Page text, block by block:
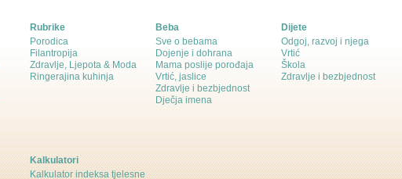
Rubrike
Porodica
Filantropija
Zdravlje, Ljepota & Moda
Ringerajina kuhinja
Beba
Sve o bebama
Dojenje i dohrana
Mama poslije porođaja
Vrtić, jaslice
Zdravlje i bezbjednost
Dječja imena
Dijete
Odgoj, razvoj i njega
Vrtić
Škola
Zdravlje i bezbjednost
Kalkulatori
Kalkulator indeksa tjelesne